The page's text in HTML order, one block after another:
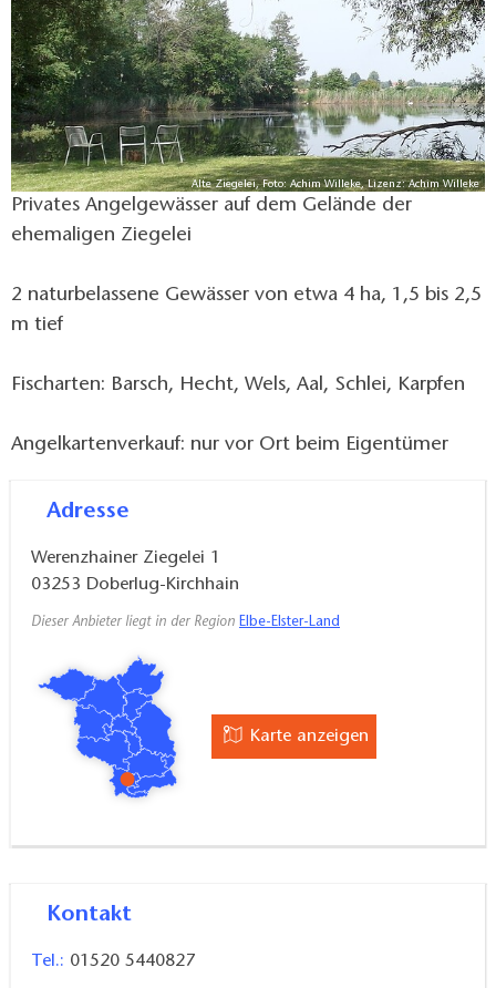
Alte Ziegelei, Foto: Achim Willeke, Lizenz: Achim Willeke
Privates Angelgewässer auf dem Gelände der
ehemaligen Ziegelei
2 naturbelassene Gewässer von etwa 4 ha, 1,5 bis 2,5
m tief
Fischarten: Barsch, Hecht, Wels, Aal, Schlei, Karpfen
Angelkartenverkauf: nur vor Ort beim Eigentümer
Adresse
Werenzhainer Ziegelei 1
03253 Doberlug-Kirchhain
Dieser Anbieter liegt in der Region Elbe-Elster-Land
Karte anzeigen
Kontakt
Tel.: 01520 5440827